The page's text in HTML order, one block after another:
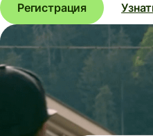
Регистрация